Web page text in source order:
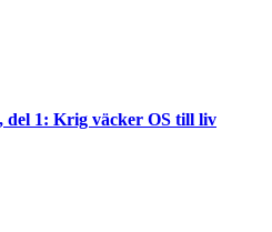
del 1: Krig väcker OS till liv